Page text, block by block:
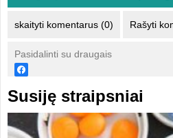
skaityti komentarus (0) Rašyti
Pasidalinti su draugais
Susiję straipsniai